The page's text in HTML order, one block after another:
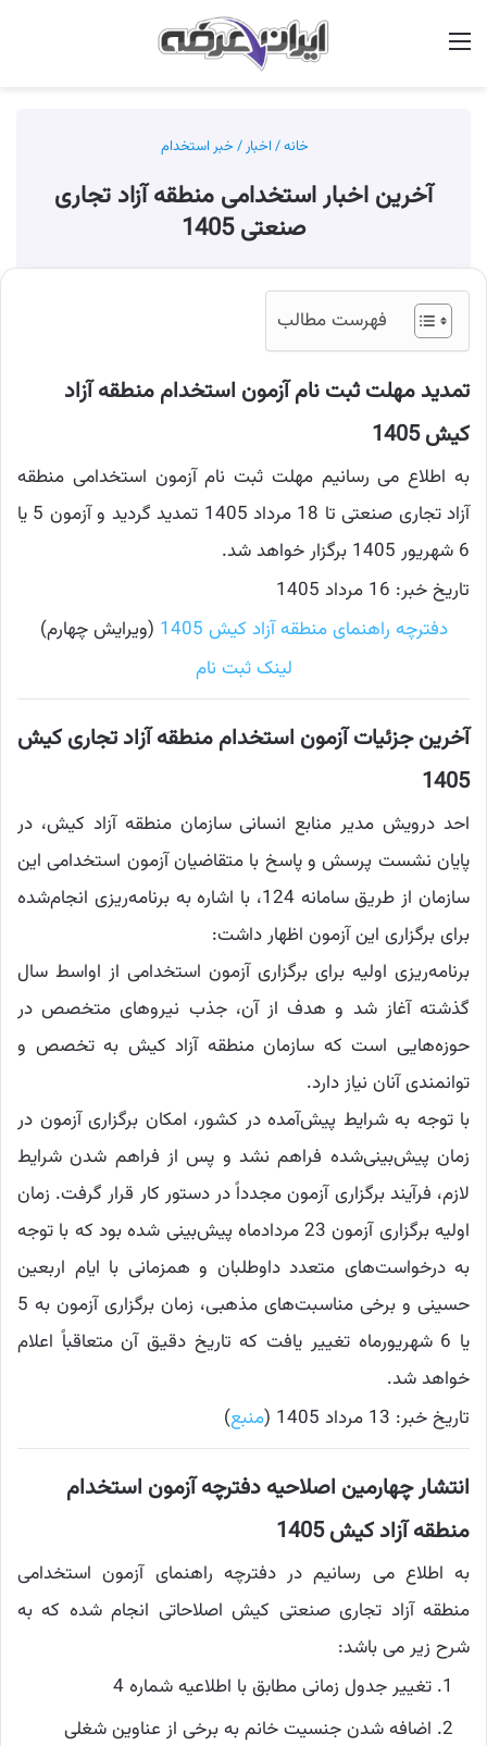
خانه/ اخبار/ خبر استخدام
آخرین اخبار استخدامی منطقه آزاد تجاری
صنعتی 1405
فهرست مطالب
تمدید مهلت ثبت نام آزمون استخدام منطقه آزاد
کیش 1405
به اطلاع می رسانیم مهلت ثبت نام آزمون استخدامی منطقه
آزاد تجاری صنعتی تا 18 مرداد 1405 تمدید گردید و آزمون 5 یا
6 شهریور 1405 برگزار خواهد شد.
تاریخ خبر: 16 مرداد 1405
دفترچه راهنمای منطقه آزاد کیش 1405
(ویرایش چهارم)
لینک ثبت نام
آخرین جزئیات آزمون استخدام منطقه آزاد تجاری کیش
1405
احد درویش مدیر منابع انسانی سازمان منطقه آزاد کیش، در
پایان نشست پرسش و پاسخ با متقاضیان آزمون استخدامی این
سازمان از طریق سامانه 124، با اشاره به برنامه‌ریزی انجام‌شده
برای برگزاری این آزمون اظهار داشت:
برنامه‌ریزی اولیه برای برگزاری آزمون استخدامی از اواسط سال
گذشته آغاز شد و هدف از آن، جذب نیروهای متخصص در
حوزه‌هایی است که سازمان منطقه آزاد کیش به تخصص و
توانمندی آنان نیاز دارد.
با توجه به شرایط پیش‌آمده در کشور، امکان برگزاری آزمون در
زمان پیش‌بینی‌شده فراهم نشد و پس از فراهم شدن شرایط
لازم، فرآیند برگزاری آزمون مجدداً در دستور کار قرار گرفت. زمان
اولیه برگزاری آزمون 23 مردادماه پیش‌بینی شده بود که با توجه
به درخواست‌های متعدد داوطلبان و همزمانی با ایام اربعین
حسینی و برخی مناسبت‌های مذهبی، زمان برگزاری آزمون به 5
یا 6 شهریورماه تغییر یافت که تاریخ دقیق آن متعاقباً اعلام
خواهد شد.
تاریخ خبر: 13 مرداد 1405 (
منبع)
انتشار چهارمین اصلاحیه دفترچه آزمون استخدام
منطقه آزاد کیش 1405
به اطلاع می رسانیم در دفترچه راهنمای آزمون استخدامی
منطقه آزاد تجاری صنعتی کیش اصلاحاتی انجام شده که به
شرح زیر می باشد:
تغییر جدول زمانی مطابق با اطلاعیه شماره 4
اضافه شدن جنسیت خانم به برخی از عناوین شغلی